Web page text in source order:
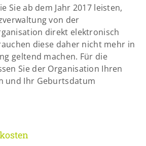
Sie ab dem Jahr 2017 leisten,
von der
direkt elektronisch
diese daher nicht mehr in
geltend machen. Für die
Sie der Organisation Ihren
und Ihr Geburtsdatum